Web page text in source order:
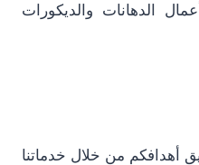
الدهانات والديكورات
أهدافكم من خلال خدماتنا